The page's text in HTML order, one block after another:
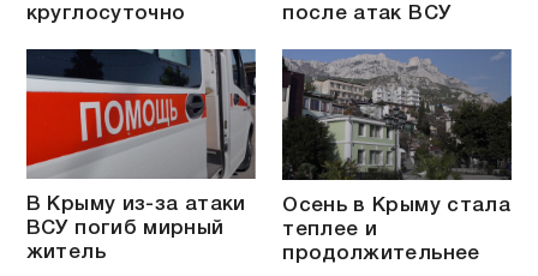
круглосуточно
после атак ВСУ
В Крыму из-за атаки
ВСУ погиб мирный
житель
Осень в Крыму стала
теплее и
продолжительнее